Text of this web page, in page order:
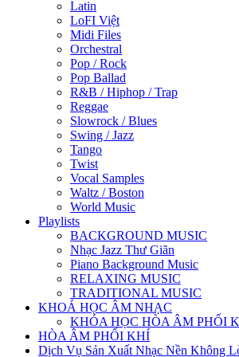
Latin
LoFI Việt
Midi Files
Orchestral
Pop / Rock
Pop Ballad
R&B / Hiphop / Trap
Reggae
Slowrock / Blues
Swing / Jazz
Tango
Twist
Vocal Samples
Waltz / Boston
World Music
Playlists
BACKGROUND MUSIC
Nhạc Jazz Thư Giãn
Piano Background Music
RELAXING MUSIC
TRADITIONAL MUSIC
KHOÁ HỌC ÂM NHẠC
KHÓA HỌC HÒA ÂM PHỐI
HÒA ÂM PHỐI KHÍ
Dịch Vụ Sản Xuất Nhạc Nền Không